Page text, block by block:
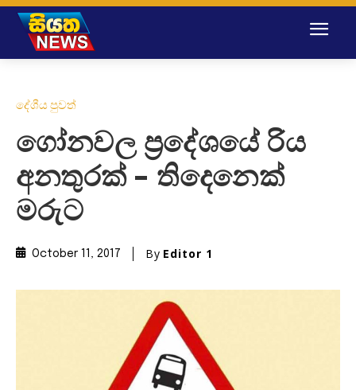
දේශීය පුවත්
ගෝනවල ප්‍රදේශයේ රිය
අනතුරක් – තිදෙනෙක්
මරුට
October 11, 2017 By Editor 1